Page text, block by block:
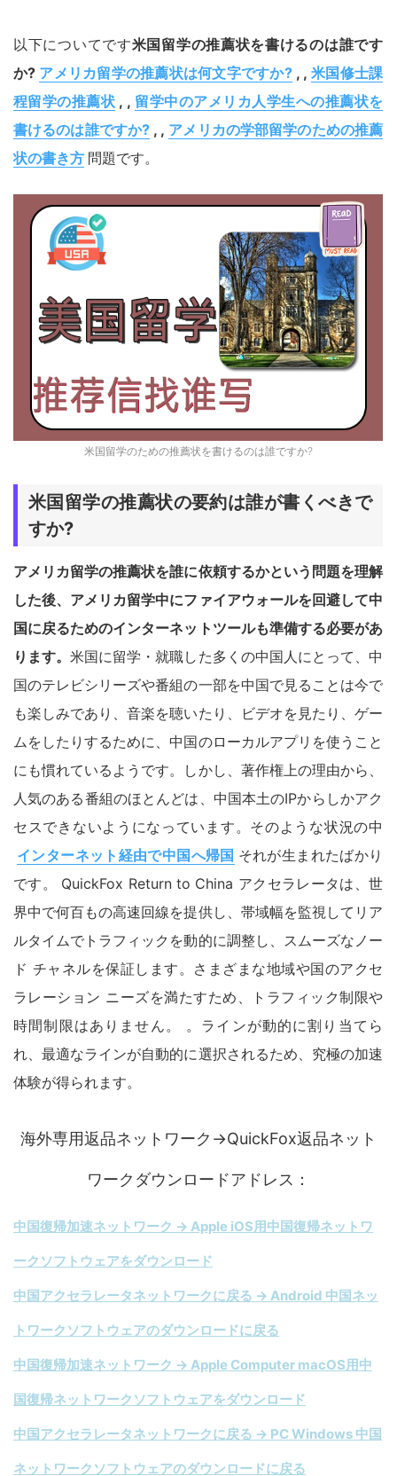
以下についてです米国留学の推薦状を書けるのは誰です
か? アメリカ留学の推薦状は何文字ですか? , , 米国修士課
程留学の推薦状 , , 留学中のアメリカ人学生への推薦状を
書けるのは誰ですか? , , アメリカの学部留学のための推薦
状の書き方 問題です。
米国留学のための推薦状を書けるのは誰ですか?
米国留学の推薦状の要約は誰が書くべきで
すか?
アメリカ留学の推薦状を誰に依頼するかという問題を理解
した後、アメリカ留学中にファイアウォールを回避して中
国に戻るためのインターネットツールも準備する必要があ
ります。米国に留学・就職した多くの中国人にとって、中
国のテレビシリーズや番組の一部を中国で見ることは今で
も楽しみであり、音楽を聴いたり、ビデオを見たり、ゲー
ムをしたりするために、中国のローカルアプリを使うこと
にも慣れているようです。しかし、著作権上の理由から、
人気のある番組のほとんどは、中国本土のIPからしかアク
セスできないようになっています。そのような状況の中
インターネット経由で中国へ帰国 それが生まれたばかり
です。 QuickFox Return to China アクセラレータは、世
界中で何百もの高速回線を提供し、帯域幅を監視してリア
ルタイムでトラフィックを動的に調整し、スムーズなノー
ド チャネルを保証します。さまざまな地域や国のアクセ
ラレーション ニーズを満たすため、トラフィック制限や
時間制限はありません。 。ラインが動的に割り当てら
れ、最適なラインが自動的に選択されるため、究極の加速
体験が得られます。
海外専用返品ネットワーク→QuickFox返品ネット
ワークダウンロードアドレス：
中国復帰加速ネットワーク → Apple iOS用中国復帰ネットワ
ークソフトウェアをダウンロード
中国アクセラレータネットワークに戻る → Android 中国ネッ
トワークソフトウェアのダウンロードに戻る
中国復帰加速ネットワーク → Apple Computer macOS用中
国復帰ネットワークソフトウェアをダウンロード
中国アクセラレータネットワークに戻る → PC Windows 中国
ネットワークソフトウェアのダウンロードに戻る